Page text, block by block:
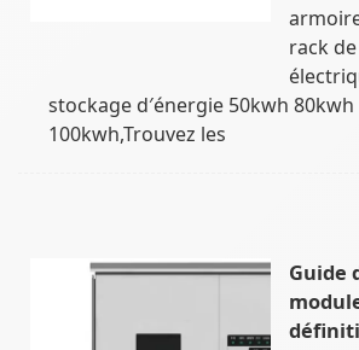
rack
stockage d′énergie 50kwh 80kwh
100kwh,Trouvez les
Guide